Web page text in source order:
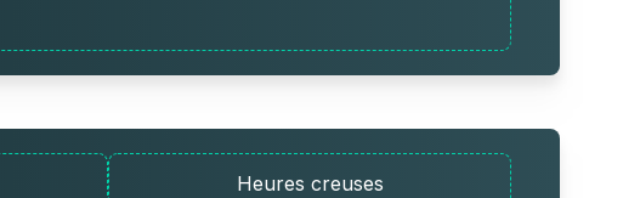
Heures creuses